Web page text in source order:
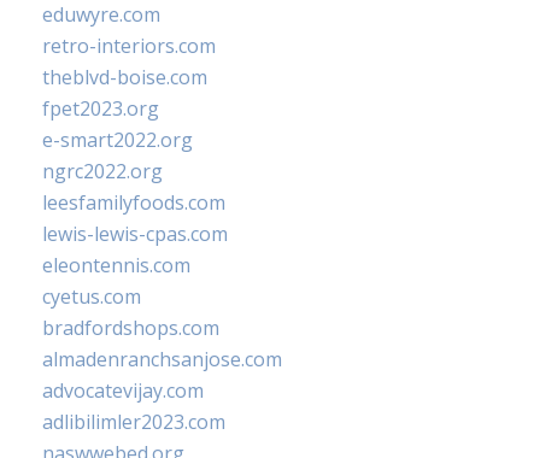
eduwyre.com
retro-interiors.com
theblvd-boise.com
fpet2023.org
e-smart2022.org
ngrc2022.org
leesfamilyfoods.com
lewis-lewis-cpas.com
eleontennis.com
cyetus.com
bradfordshops.com
almadenranchsanjose.com
advocatevijay.com
adlibilimler2023.com